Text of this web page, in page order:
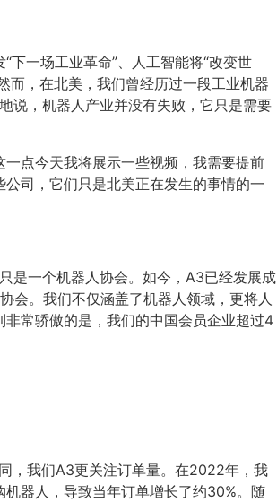
下一场工业革命”、人工智能将“改变世
而，在北美，我们曾经历过一段工业机器
说，机器人产业并没有失败，它只是需要
点今天我将展示一些视频，我需要提前
司，它们只是北美正在发生的事情的一
是一个机器人协会。如今，A3已经发展成
会。我们不仅涵盖了机器人领域，更将人
常骄傲的是，我们的中国会员企业超过4
，我们A3更关注订单量。在2022年，我
器人，导致当年订单增长了约30%。随